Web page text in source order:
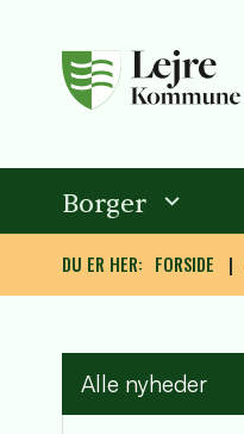
Borger
DU ER HER: FORSIDE
Alle nyheder